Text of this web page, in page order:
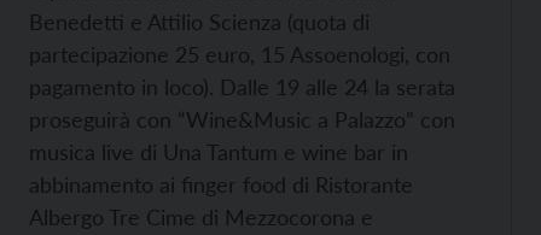
Benedetti e Attilio Scienza (quota di
partecipazione 25 euro, 15 Assoenologi, con
pagamento in loco). Dalle 19 alle 24 la serata
proseguirà con “Wine&Music a Palazzo” con
musica live di Una Tantum e wine bar in
abbinamento ai finger food di Ristorante
Albergo Tre Cime di Mezzocorona e